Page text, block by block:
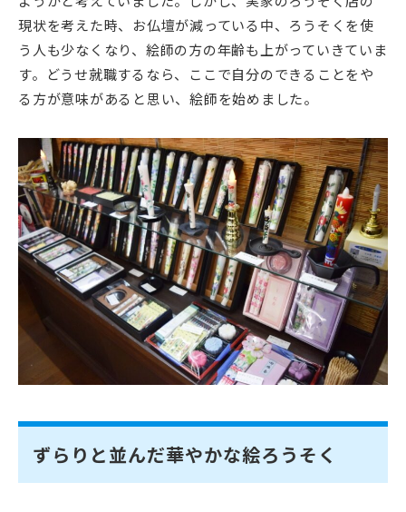
現状を考えた時、お仏壇が減っている中、ろうそくを使
う人も少なくなり、絵師の方の年齢も上がっていきていま
す。どうせ就職するなら、ここで自分のできることをや
る方が意味があると思い、絵師を始めました。
ずらりと並んだ華やかな絵ろうそく